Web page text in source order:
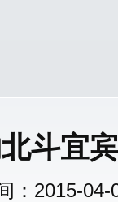
斗宜
：2015-04-